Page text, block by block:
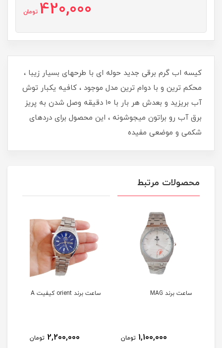
420,000 تومان
​​​​کیسه اب گرم برقی جدید حوله ای با طرحهای بسیار زیبا ،
محکم ترین و با دوام ترین مدل موجود ، کافیه یکبار توش
آب بریزید و بعدش هر بار با ۱۰ دقیقه وصل شدن به پریز
برق آب رو براتون میجوشونه ، این محصول برای دردهای
شکمی و موضعی مفیده
محصولات مرتبط
ساعت برند MAG
1,100,000 تومان
ساعت برند orient کیفیت A
2,200,000 تومان